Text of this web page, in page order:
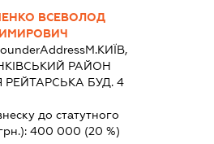
ВСЕВОЛОД
М.КИЇВ,
РАЙОН
РЕЙТАРСЬКА БУД. 4
до статутного
400 000 (20 %)